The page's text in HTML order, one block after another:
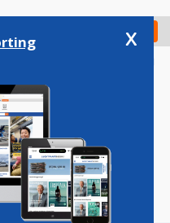
Check in
Vacatures
x